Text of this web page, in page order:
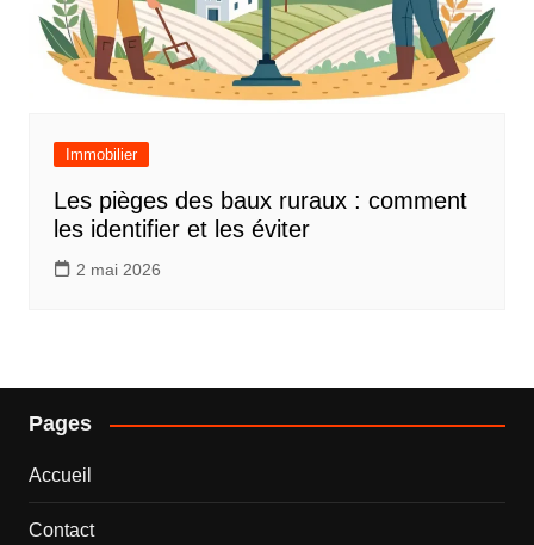
Immobilier
Les pièges des baux ruraux : comment
les identifier et les éviter
2 mai 2026
Pages
Accueil
Contact